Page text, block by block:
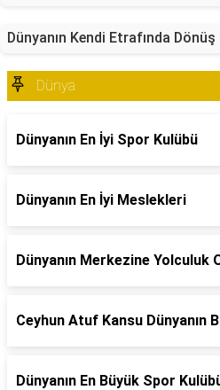
Dünyanın Kendi Etrafında Dönüş
Dünya
Dünyanın En İyi Spor Kulübü
Dünyanın En İyi Meslekleri
Dünyanın Merkezine Yolculuk
Ceyhun Atuf Kansu Dünyanın
Dünyanın En Büyük Spor